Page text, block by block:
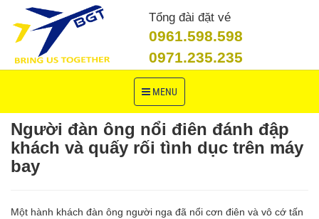
Tổng đài đặt vé
0961.598.598
0971.235.235
Toggle
navigation
MENU
Người đàn ông nổi điên đánh đập
khách và quấy rối tình dục trên máy
bay
Một hành khách đàn ông người nga đã nổi cơn điên và vô cớ tấn